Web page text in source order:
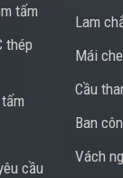
tấm
thép
cầu
Lam
Mái
Cầu
Ban
Vách